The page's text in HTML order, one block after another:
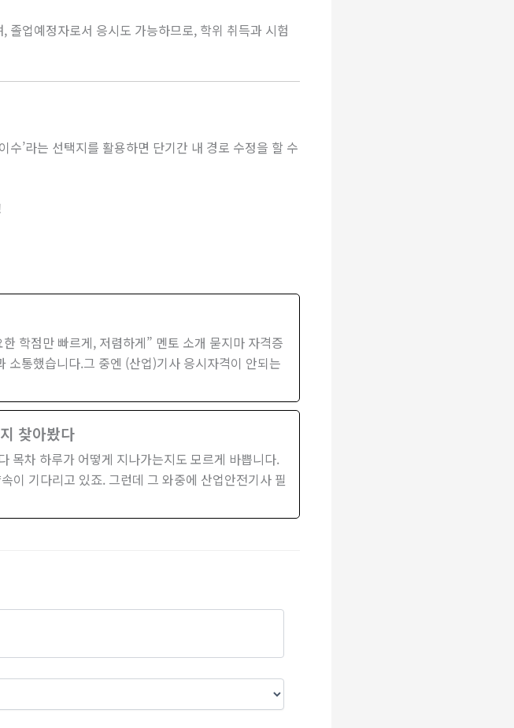
업예정자로서 응시도 가능하므로, 학위 취득과 시험
’라는 선택지를 활용하면 단기간 내 경로 수정을 할 수
학점만 빠르게, 저렴하게” 멘토 소개 묻지마 자격증
통했습니다.그 중엔 (산업)기사 응시자격이 안되는
찾아봤다
목차 하루가 어떻게 지나가는지도 모르게 바쁩니다.
이 기다리고 있죠. 그런데 그 와중에 산업안전기사 필